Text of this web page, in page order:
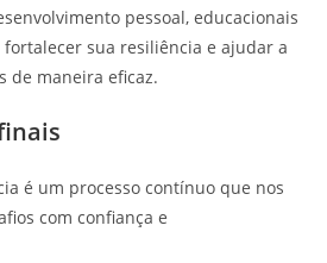
pessoal, educacionais
sua resiliência e ajudar a
de maneira eficaz.
é um processo contínuo que nos
com confiança e